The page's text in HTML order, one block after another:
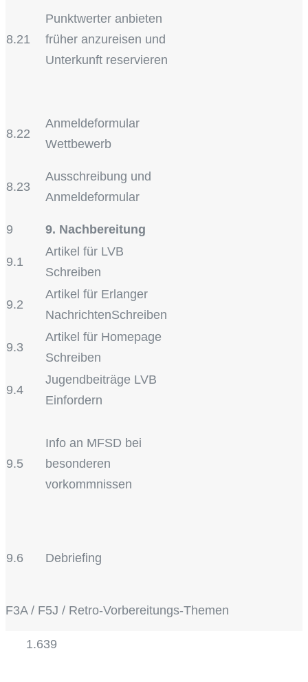
8.21
Punktwerter anbieten
früher anzureisen und
Unterkunft reservieren
8.22
Anmeldeformular
Wettbewerb
8.23
Ausschreibung und
Anmeldeformular
9 9. Nachbereitung
9.1
Artikel für LVB
Schreiben
9.2
Artikel für Erlanger
NachrichtenSchreiben
9.3
Artikel für Homepage
Schreiben
9.4
Jugendbeiträge LVB
Einfordern
9.5
Info an MFSD bei
besonderen
vorkommnissen
9.6 Debriefing
F3A / F5J / Retro-Vorbereitungs-Themen
1.639